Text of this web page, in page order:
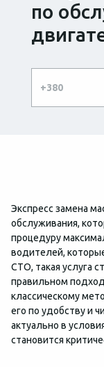
по
Экспресс замена
обслуживания,
процедуру
водителей,
СТО, такая услуга
правильном
классическому
его по удобству и
актуально в
становится